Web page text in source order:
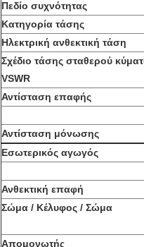
Πεδίο συχνότητας
Κατηγορία τάσης
Ηλεκτρική ανθεκτική τάση
Σχέδιο τάσης σταθερού
VSWR
Αντίσταση επαφής
Αντίσταση μόνωσης
Εσωτερικός αγωγός
Ανθεκτική επαφή
Σώμα / Κέλυφος / Σώμα
Απομονωτής